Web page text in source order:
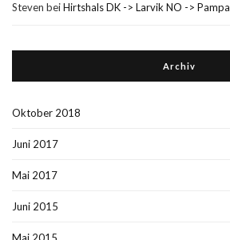
Steven beiHirtshals DK -> Larvik NO -> Pampa
Archiv
Oktober 2018
Juni 2017
Mai 2017
Juni 2015